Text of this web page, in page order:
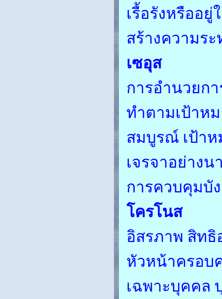
เรื้อรังหรืออ
สร้างความร
เซอุส
การอำนวยก
ทำตามเป้าห
สมบูรณ์ เป้าห
เจรจาอย่าง
การควบคุมบั
โครโนส
อิสรภาพ สิทธิ
หัวหน้าครอบ
เฉพาะบุคคล